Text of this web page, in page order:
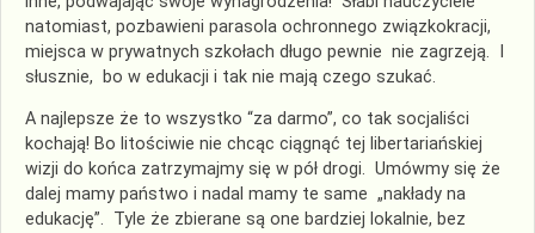
natomiast, pozbawieni parasola ochronnego związkokracji,
miejsca w prywatnych szkołach długo pewnie nie zagrzeją. I
słusznie, bo w edukacji i tak nie mają czego szukać.
A najlepsze że to wszystko “za darmo”, co tak socjaliści
kochają! Bo litościwie nie chcąc ciągnąć tej libertariańskiej
wizji do końca zatrzymajmy się w pół drogi. Umówmy się że
dalej mamy państwo i nadal mamy te same „nakłady na
edukację”. Tyle że zbierane są one bardziej lokalnie, bez